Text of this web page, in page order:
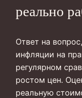
реально
Ответ на
инфляции на
регулярном
ростом цен.
реальную